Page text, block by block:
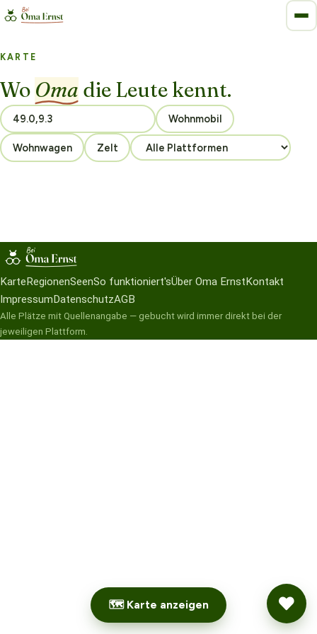
KARTE
Wo Oma die Leute kennt.
Wohnmobil
Wohnwagen Zelt
🗺 Karte anzeigen
Karte RegionenSeenSo funktioniert'sÜber Oma Ernst Kontakt
Impressum DatenschutzAGB
Alle Plätze mit Quellenangabe — gebucht wird immer direkt bei der
jeweiligen Plattform.